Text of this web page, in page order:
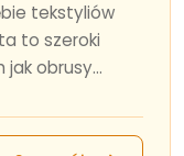
tekstyliów
to szeroki
obrusy...